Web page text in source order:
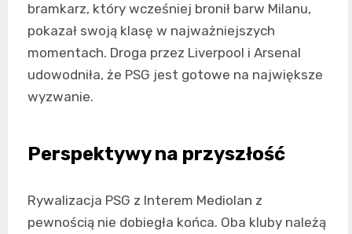
bramkarz, który wcześniej bronił barw Milanu,
pokazał swoją klasę w najważniejszych
momentach. Droga przez Liverpool i Arsenal
udowodniła, że PSG jest gotowe na największe
wyzwanie.
Perspektywy na przyszłość
Rywalizacja PSG z Interem Mediolan z
pewnością nie dobiegła końca. Oba kluby należą